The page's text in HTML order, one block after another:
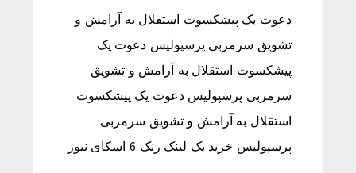
دعوت یک پیشکسوت استقلال به آرامش و
تشویق سرمربی پرسپولیس دعوت یک
پیشکسوت استقلال به آرامش و تشویق
سرمربی پرسپولیس دعوت یک پیشکسوت
استقلال به آرامش و تشویق سرمربی
پرسپولیس خرید بک لینک رنک 6 اسکای نیوز